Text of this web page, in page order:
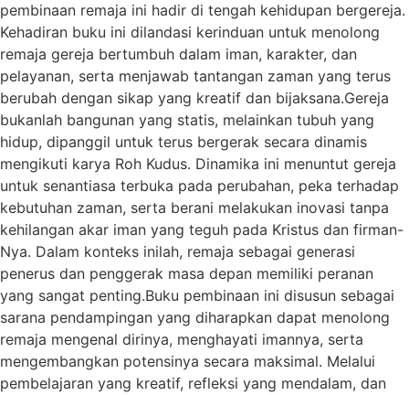
pembinaan remaja ini hadir di tengah kehidupan bergereja.
Kehadiran buku ini dilandasi kerinduan untuk menolong
remaja gereja bertumbuh dalam iman, karakter, dan
pelayanan, serta menjawab tantangan zaman yang terus
berubah dengan sikap yang kreatif dan bijaksana.Gereja
bukanlah bangunan yang statis, melainkan tubuh yang
hidup, dipanggil untuk terus bergerak secara dinamis
mengikuti karya Roh Kudus. Dinamika ini menuntut gereja
untuk senantiasa terbuka pada perubahan, peka terhadap
kebutuhan zaman, serta berani melakukan inovasi tanpa
kehilangan akar iman yang teguh pada Kristus dan firman-
Nya. Dalam konteks inilah, remaja sebagai generasi
penerus dan penggerak masa depan memiliki peranan
yang sangat penting.Buku pembinaan ini disusun sebagai
sarana pendampingan yang diharapkan dapat menolong
remaja mengenal dirinya, menghayati imannya, serta
mengembangkan potensinya secara maksimal. Melalui
pembelajaran yang kreatif, refleksi yang mendalam, dan